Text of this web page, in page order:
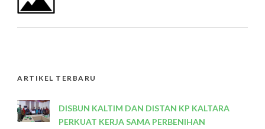
ARTIKEL TERBARU
DISBUN KALTIM DAN DISTAN KP KALTARA
PERKUAT KERJA SAMA PERBENIHAN